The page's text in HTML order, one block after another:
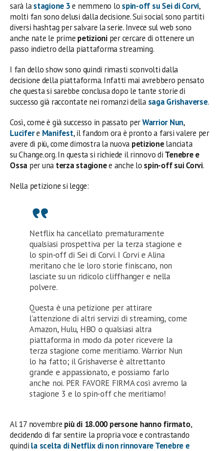
sarà lastagione 3e nemmeno lo spin-off su Sei di Corvi,
molti fan sono delusi dalla decisione. Sui social sono partiti
diversi hashtag per salvare la serie. Invece sul web sono
anche nate le prime petizioni per cercare di ottenere un
passo indietro della piattaforma streaming.
I fan dello show sono quindi rimasti sconvolti dalla
decisione della piattaforma. Infatti mai avrebbero pensato
che questa si sarebbe conclusa dopo le tante storie di
successo già raccontate nei romanzi della sagaGrishaverse.
Così, come è già successo in passato perWarrior Nun,
Lucifere Manifest, il fandom ora è pronto a farsi valere per
avere di più, come dimostra la nuova petizionelanciata
su Change.org. In questa si richiede il rinnovo di Tenebre e
Ossa per una terza stagionee anche lo spin-off sui Corvi.
Nella petizione si legge:
Netflix ha cancellato prematuramente
qualsiasi prospettiva per la terza stagione e
lo spin-off di Sei di Corvi. I Corvi e Alina
meritano che le loro storie finiscano, non
lasciate su un ridicolo cliffhanger e nella
polvere.
Questa è una petizione per attirare
l’attenzione di altri servizi di streaming, come
Amazon, Hulu, HBO o qualsiasi altra
piattaforma in modo da poter ricevere la
terza stagione come meritiamo. Warrior Nun
lo ha fatto; il Grishaverse è altrettanto
grande e appassionato, e possiamo farlo
anche noi. PER FAVORE FIRMA così avremo la
stagione 3 e lo spin-off che meritiamo!
Al 17 novembre più di 18.000 persone hanno firmato,
decidendo di far sentire la propria voce e contrastando
quindi la scelta di Netflix di non rinnovareTenebre e